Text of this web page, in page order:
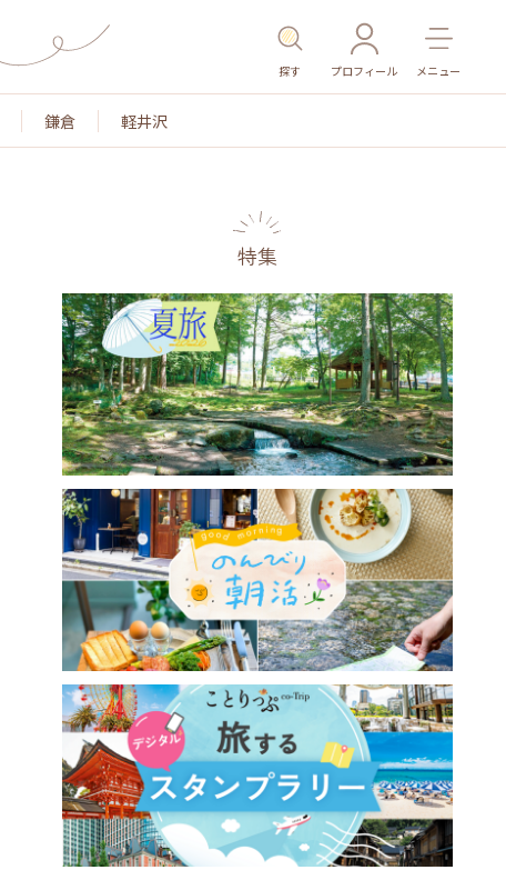
探す プロフィール メニュー
鎌倉 軽井沢
名所・旧跡 温泉・スパ その他施設 ごはん
特集